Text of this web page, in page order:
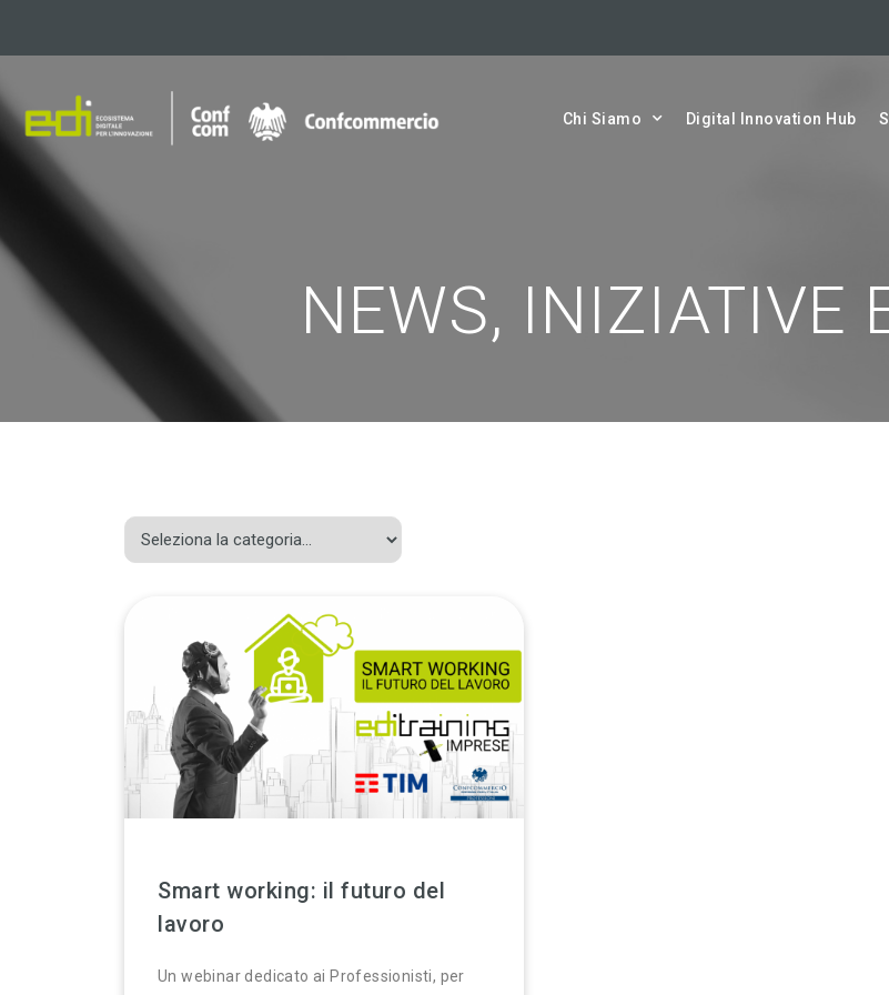
Chi Siamo Digital Innovation Hub
NEWS, INIZIATIVE
Smart working: il futuro del
lavoro
Un webinar dedicato ai Professionisti, per